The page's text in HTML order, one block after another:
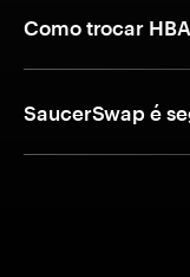
Como trocar
SaucerSwap é